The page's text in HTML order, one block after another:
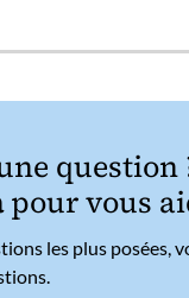
question
pour vous
les plus posées,